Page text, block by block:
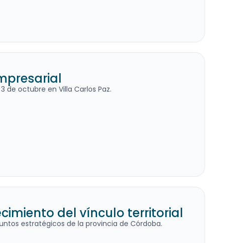
de octubre en Villa Carlos Paz.
del vínculo territorial
estratégicos de la provincia de Córdoba.